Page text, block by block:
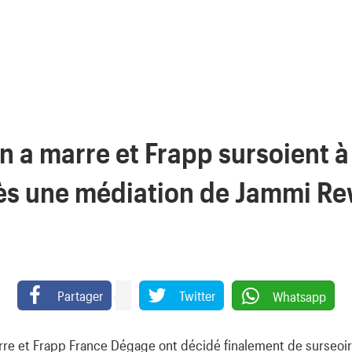
a marre et Frapp sursoient
une médiation de Jammi
Partager Twitter Whatsapp
et Frapp France Dégage ont décidé finalement de